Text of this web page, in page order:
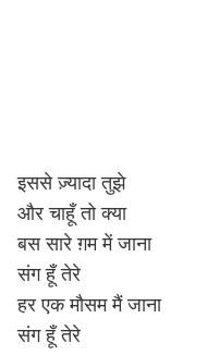
इससे ज़्यादा तुझे
और चाहूँ तो क्या
बस सारे ग़म में जाना
संग हूँ तेरे
हर एक मौसम मैं जाना
संग हूँ तेरे